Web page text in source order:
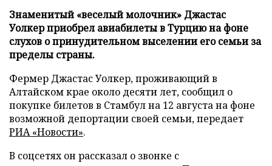
Знаменитый «веселый молочник» Джастас
Уолкер приобрел авиабилеты в Турцию на фоне
слухов о принудительном выселении его семьи за
пределы страны.
Фермер Джастас Уолкер, проживающий в
Алтайском крае около десяти лет, сообщил о
покупке билетов в Стамбул на 12 августа на фоне
возможной депортации своей семьи, передает
РИА «Новости».
В соцсетях он рассказал о звонке с